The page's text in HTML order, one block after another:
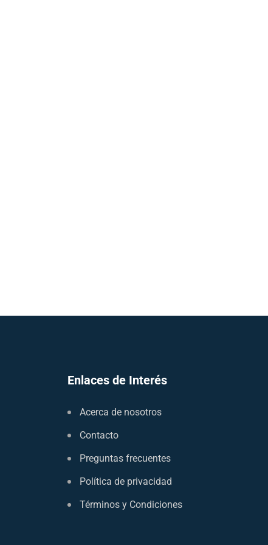
Enlaces de Interés
Acerca de nosotros
Contacto
Preguntas frecuentes
Política de privacidad
Términos y Condiciones